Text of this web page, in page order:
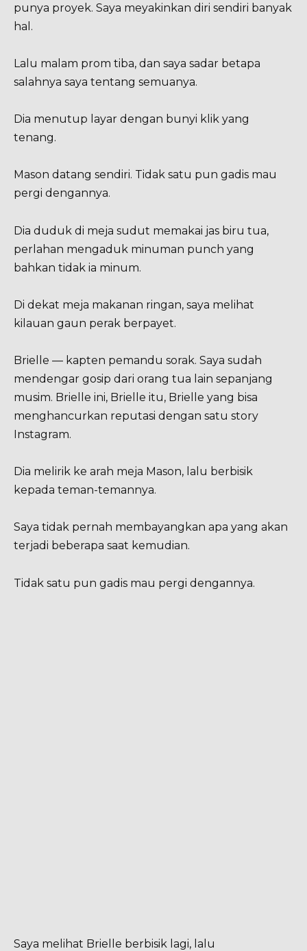
punya proyek. Saya meyakinkan diri sendiri banyak
hal.
Lalu malam prom tiba, dan saya sadar betapa
salahnya saya tentang semuanya.
Dia menutup layar dengan bunyi klik yang
tenang.
Mason datang sendiri. Tidak satu pun gadis mau
pergi dengannya.
Dia duduk di meja sudut memakai jas biru tua,
perlahan mengaduk minuman punch yang
bahkan tidak ia minum.
Di dekat meja makanan ringan, saya melihat
kilauan gaun perak berpayet.
Brielle — kapten pemandu sorak. Saya sudah
mendengar gosip dari orang tua lain sepanjang
musim. Brielle ini, Brielle itu, Brielle yang bisa
menghancurkan reputasi dengan satu story
Instagram.
Dia melirik ke arah meja Mason, lalu berbisik
kepada teman-temannya.
Saya tidak pernah membayangkan apa yang akan
terjadi beberapa saat kemudian.
Tidak satu pun gadis mau pergi dengannya.
Saya melihat Brielle berbisik lagi, lalu